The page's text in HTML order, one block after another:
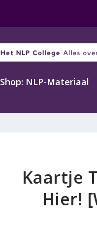
Shop: NLP-Materiaal
Kaartje
Hier!